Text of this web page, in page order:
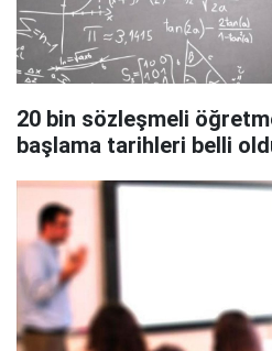
20 bin sözleşmeli
başlama tarihleri belli